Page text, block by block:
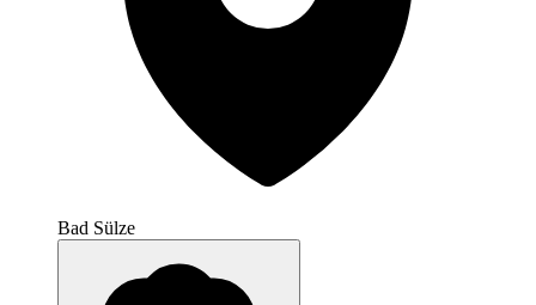
Bad Sülze